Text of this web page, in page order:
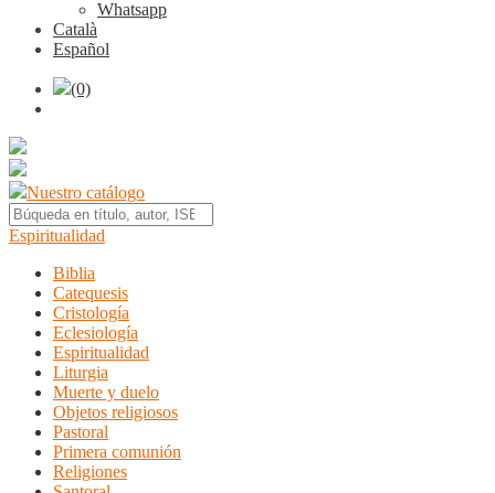
Whatsapp
Català
Español
(0)
Nuestro catálogo
Espiritualidad
Biblia
Catequesis
Cristología
Eclesiología
Espiritualidad
Liturgia
Muerte y duelo
Objetos religiosos
Pastoral
Primera comunión
Religiones